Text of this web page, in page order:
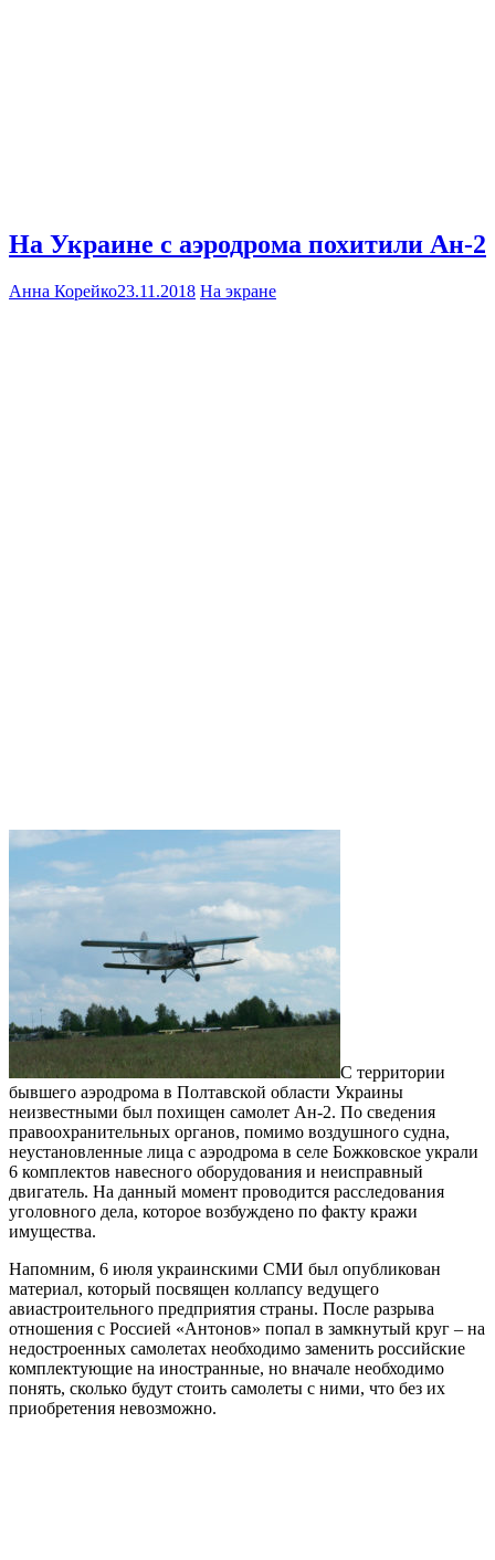
На Украине с аэродрома похитили Ан-2
Анна Корейко23.11.2018 На экране
С территории
бывшего аэродрома в Полтавской области Украины
неизвестными был похищен самолет Ан-2. По сведения
правоохранительных органов, помимо воздушного судна,
неустановленные лица с аэродрома в селе Божковское украли
6 комплектов навесного оборудования и неисправный
двигатель. На данный момент проводится расследования
уголовного дела, которое возбуждено по факту кражи
имущества.
Напомним, 6 июля украинскими СМИ был опубликован
материал, который посвящен коллапсу ведущего
авиастроительного предприятия страны. После разрыва
отношения с Россией «Антонов» попал в замкнутый круг – на
недостроенных самолетах необходимо заменить российские
комплектующие на иностранные, но вначале необходимо
понять, сколько будут стоить самолеты с ними, что без их
приобретения невозможно.